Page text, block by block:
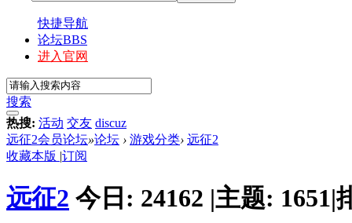
快捷导航
论坛BBS
进入官网
搜索
热搜: 活动 交友 discuz
远征2会员论坛»论坛 › 游戏分类› 远征2
收藏本版 |订阅
远征2 今日: 24162 |主题: 1651|